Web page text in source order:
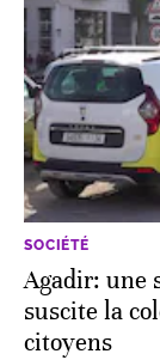
SOCIÉTÉ
Agadir: une
suscite la
citoyens